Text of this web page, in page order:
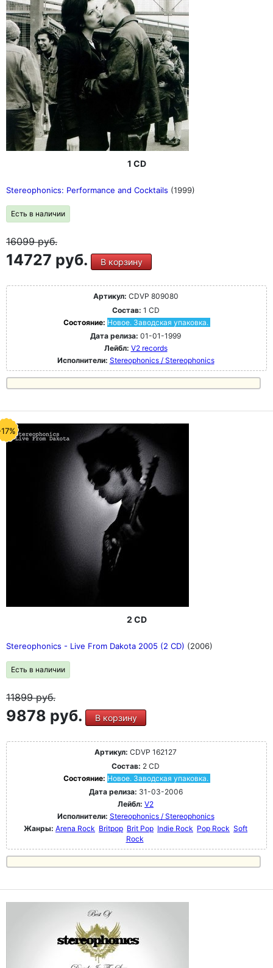
1 CD
Stereophonics: Performance and Cocktails (1999)
Есть в наличии
16099руб.
14727 руб. В корзину
Артикул: CDVP 809080
Состав: 1 CD
Состояние: Новое. Заводская упаковка.
Дата релиза: 01-01-1999
Лейбл: V2 records
Исполнители: Stereophonics / Stereophonics
2 CD
Stereophonics - Live From Dakota 2005 (2 CD) (2006)
Есть в наличии
11899руб.
9878 руб. В корзину
Артикул: CDVP 162127
Состав: 2 CD
Состояние: Новое. Заводская упаковка.
Дата релиза: 31-03-2006
Лейбл: V2
Исполнители: Stereophonics / Stereophonics
Жанры: Arena Rock Britpop Brit Pop Indie Rock Pop Rock Soft
Rock